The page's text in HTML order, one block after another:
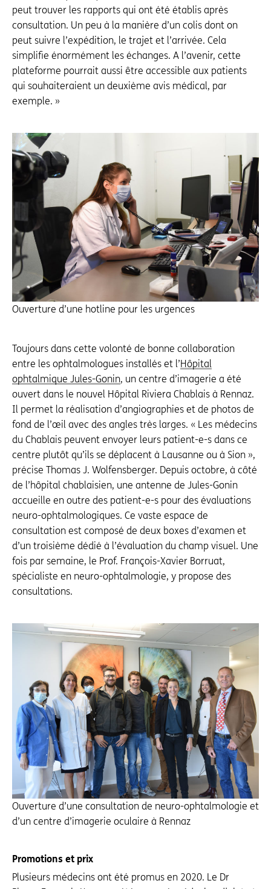
peut trouver les rapports qui ont été établis après
consultation. Un peu à la manière d’un colis dont on
peut suivre l’expédition, le trajet et l’arrivée. Cela
simplifie énormément les échanges. A l’avenir, cette
plateforme pourrait aussi être accessible aux patients
qui souhaiteraient un deuxième avis médical, par
exemple. »
Ouverture d’une hotline pour les urgences
Toujours dans cette volonté de bonne collaboration
entre les ophtalmologues installés et l’Hôpital
ophtalmique Jules-Gonin, un centre d’imagerie a été
ouvert dans le nouvel Hôpital Riviera Chablais à Rennaz.
Il permet la réalisation d’angiographies et de photos de
fond de l’œil avec des angles très larges. « Les médecins
du Chablais peuvent envoyer leurs patient-e-s dans ce
centre plutôt qu’ils se déplacent à Lausanne ou à Sion »,
précise Thomas J. Wolfensberger. Depuis octobre, à côté
de l’hôpital chablaisien, une antenne de Jules-Gonin
accueille en outre des patient-e-s pour des évaluations
neuro-ophtalmologiques. Ce vaste espace de
consultation est composé de deux boxes d’examen et
d’un troisième dédié à l’évaluation du champ visuel. Une
fois par semaine, le Prof. François-Xavier Borruat,
spécialiste en neuro-ophtalmologie, y propose des
consultations.
Ouverture d’une consultation de neuro-ophtalmologie et
d’un centre d’imagerie oculaire à Rennaz
Promotions et prix
Plusieurs médecins ont été promus en 2020. Le Dr